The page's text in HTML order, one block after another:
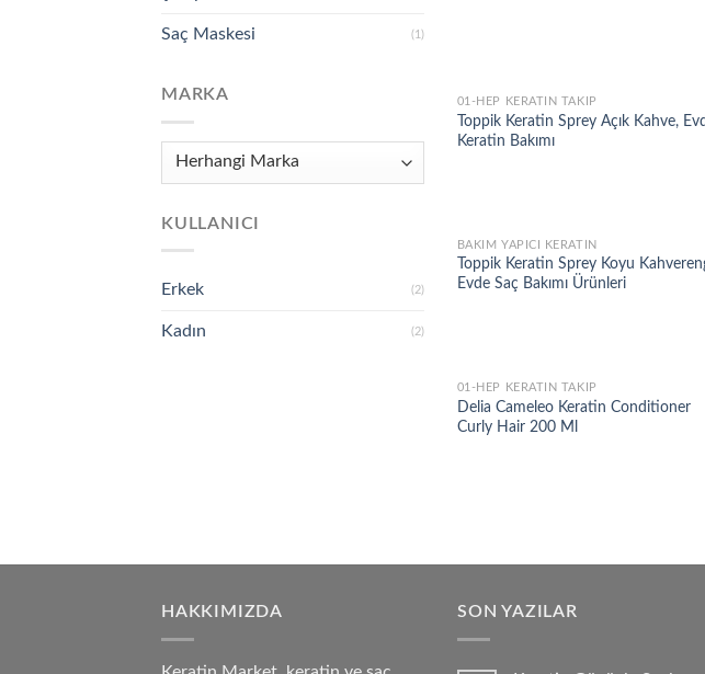
Saç Maskesi (1)
MARKA
KULLANICI
Erkek (2)
Kadın (2)
Add
wishlist
01-HEP KERATIN TAKIP
Toppik Keratin Sprey Açık Kahve,
Keratin Bakımı
Add
BAKIM YAPICI KERATIN
Toppik Keratin Sprey Koyu
Evde Saç Bakımı Ürünleri
Add to
01-HEP KERATIN TAKIP
Delia Cameleo Keratin Conditioner
Curly Hair 200 Ml
HAKKIMIZDA SON YAZILAR